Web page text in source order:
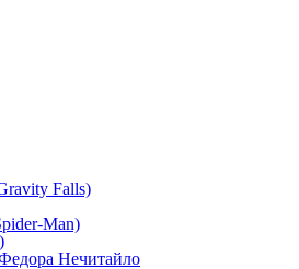
Falls)
Man)
Нечитайло